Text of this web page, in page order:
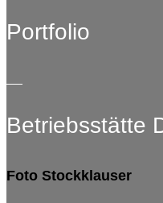
Portfolio
Betriebsstätte
Foto Stockklauser